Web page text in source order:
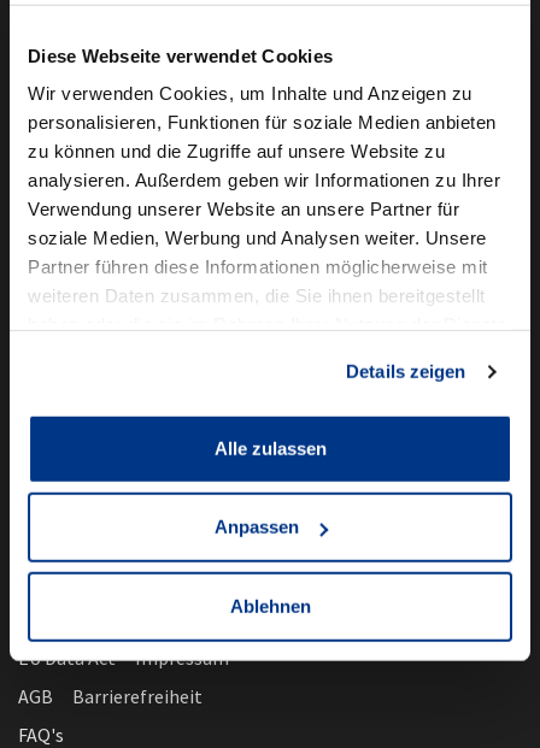
Diese Webseite verwendet Cookies
Wir verwenden Cookies, um Inhalte und Anzeigen zu
personalisieren, Funktionen für soziale Medien anbieten
zu können und die Zugriffe auf unsere Website zu
analysieren. Außerdem geben wir Informationen zu Ihrer
Verwendung unserer Website an unsere Partner für
soziale Medien, Werbung und Analysen weiter. Unsere
Partner führen diese Informationen möglicherweise mit
weiteren Daten zusammen, die Sie ihnen bereitgestellt
Details zeigen
Alle zulassen
Anpassen
Ablehnen
Online-Terminbuchung
Für Geschäftskunden
Audi Business
BMW Geschäftskunden
Volkswagen Professional Class
Autowelt Schmidt
News & Events
Ausbildung
EU Data Act
Impressum
AGB
Barrierefreiheit
FAQ's